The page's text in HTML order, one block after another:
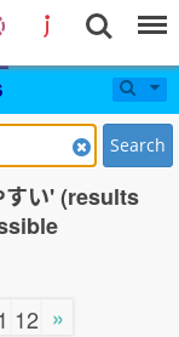
Search
い' (results
12 »